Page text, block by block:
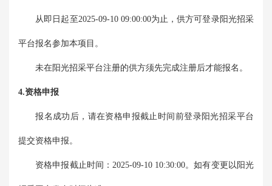
从即日起至2025-09-10 09:00:00为止，供方可登录阳光招采
平台报名参加本项目。
未在阳光招采平台注册的供方须先完成注册后才能报名。
4.资格申报
报名成功后，请在资格申报截止时间前登录阳光招采平台
提交资格申报。
资格申报截止时间： 2025-09-10 10:30:00。如有变更以阳光